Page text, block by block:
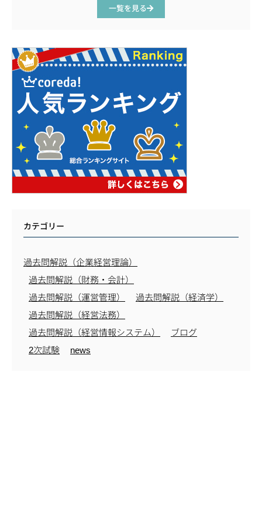
一覧を見る
カテゴリー
過去問解説（企業経営理論）
過去問解説（財務・会計）
過去問解説（運営管理）
過去問解説（経済学）
過去問解説（経営法務）
過去問解説（経営情報システム）
ブログ
2次試験
news